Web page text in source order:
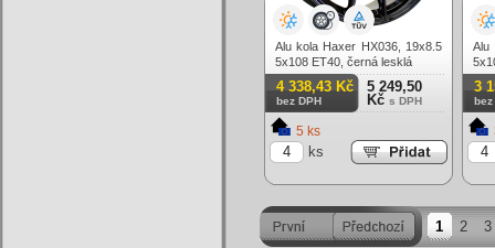
Alu kola Haxer HX036, 19x8.5
5x108 ET40, černá lesklá
4 338,43 Kč
bez DPH
5 249,50
Kč s DPH
5 ks
ks
Alu
3
bez
1 2 3